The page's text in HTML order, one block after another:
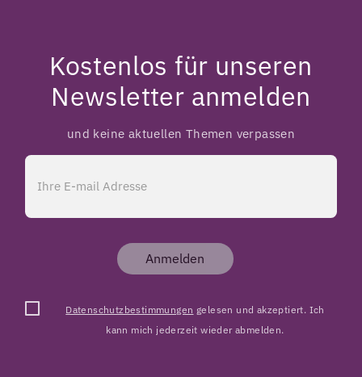
Kostenlos für unseren
Newsletter anmelden
und keine aktuellen Themen verpassen
Anmelden
Datenschutzbestimmungen gelesen und akzeptiert. Ich
kann mich jederzeit wieder abmelden.